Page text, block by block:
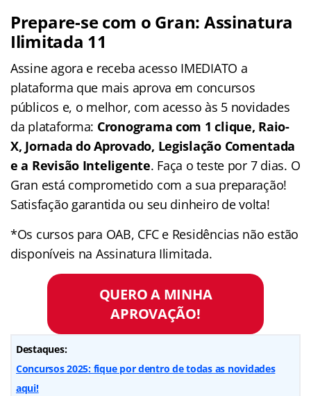
Prepare-se com o Gran: Assinatura
Ilimitada 11
Assine agora e receba acesso IMEDIATO a
plataforma que mais aprova em concursos
públicos e, o melhor, com acesso às 5 novidades
da plataforma: Cronograma com 1 clique, Raio-
X, Jornada do Aprovado, Legislação Comentada
e a Revisão Inteligente. Faça o teste por 7 dias. O
Gran está comprometido com a sua preparação!
Satisfação garantida ou seu dinheiro de volta!
*Os cursos para OAB, CFC e Residências não estão
disponíveis na Assinatura Ilimitada.
QUERO A MINHA
APROVAÇÃO!
Destaques:
Concursos 2025: fique por dentro de todas as novidades
aqui!